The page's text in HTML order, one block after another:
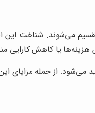
تقسیم می‌شوند. شناخت
هزینه‌ها یا کاهش کارایی
از جمله مزایای این